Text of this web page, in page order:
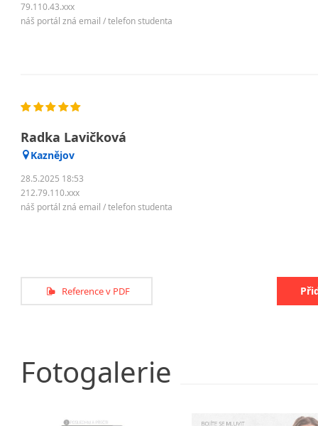
79.110.43.xxx
náš portál zná email / telefon studenta
Radka Lavičková
Kaznějov
28.5.2025 18:53
212.79.110.xxx
náš portál zná email / telefon studenta
Reference v PDF
Fotogalerie